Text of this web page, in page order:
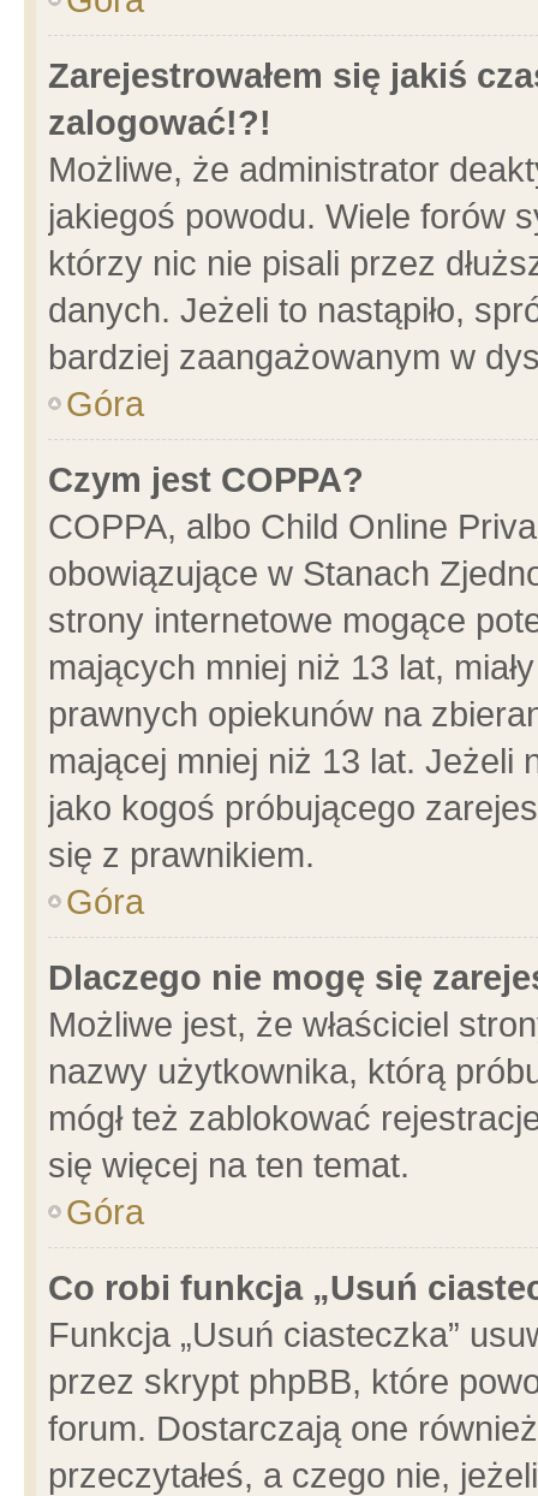
Zarejestrowałem się jakiś
zalogować!?!
Możliwe, że administrator
jakiegoś powodu. Wiele forów
którzy nic nie pisali przez
danych. Jeżeli to nastąpiło,
bardziej zaangażowanym w
Góra
Czym jest COPPA?
COPPA, albo Child Online
obowiązujące w Stanach
strony internetowe mogące
mających mniej niż 13 lat,
prawnych opiekunów na
mającej mniej niż 13 lat. Jeżeli
jako kogoś próbującego
się z prawnikiem.
Góra
Dlaczego nie mogę się
Możliwe jest, że właściciel
nazwy użytkownika, którą
mógł też zablokować
się więcej na ten temat.
Góra
Co robi funkcja „Usuń
Funkcja „Usuń ciasteczka”
przez skrypt phpBB, które
forum. Dostarczają one
przeczytałeś, a czego nie,